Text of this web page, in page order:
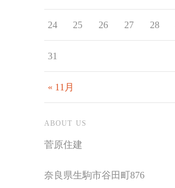
« 11月
24 25 26 27 28
31
ABOUT US
菅原住建
奈良県生駒市谷田町876